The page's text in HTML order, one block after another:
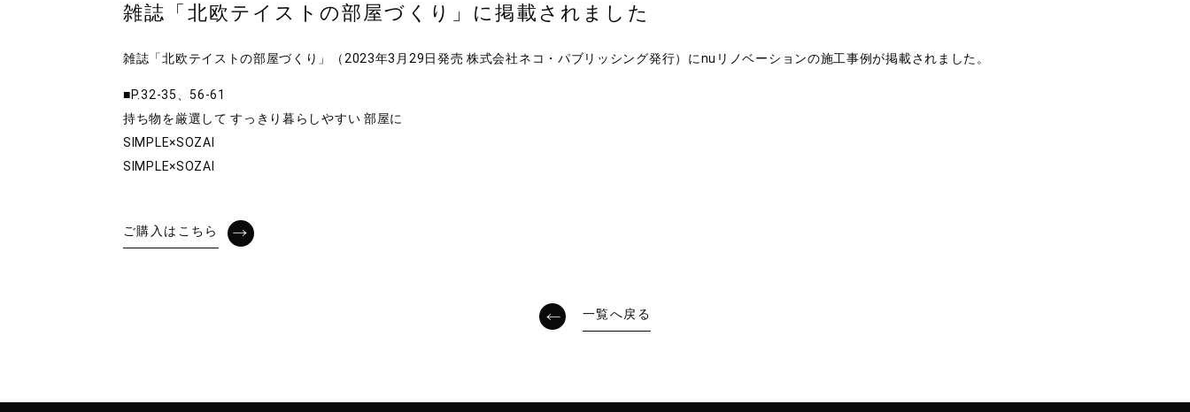
雑誌「北欧テイストの部屋づくり」に掲載されました
雑誌「北欧テイストの部屋づくり」（2023年3月29日発売 株式会社ネコ・パブリッシング発行）にnuリノベーションの施工事例が掲載されました。
■P.32-35、56-61
持ち物を厳選して すっきり暮らしやすい 部屋に
SIMPLE×SOZAI
SIMPLE×SOZAI
ご購入はこちら
一覧へ戻る